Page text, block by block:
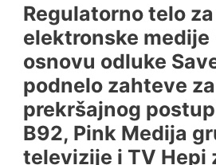
Regulatorno telo za
elektronske medije
osnovu odluke
podnelo zahteve
prekršajnog
B92, Pink Medija
televizije i TV Hepi